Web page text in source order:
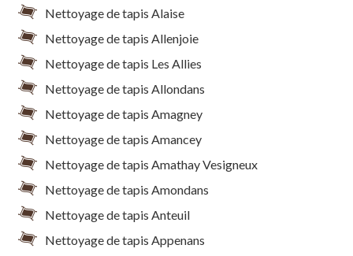
Nettoyage de tapis Alaise
Nettoyage de tapis Allenjoie
Nettoyage de tapis Les Allies
Nettoyage de tapis Allondans
Nettoyage de tapis Amagney
Nettoyage de tapis Amancey
Nettoyage de tapis Amathay Vesigneux
Nettoyage de tapis Amondans
Nettoyage de tapis Anteuil
Nettoyage de tapis Appenans